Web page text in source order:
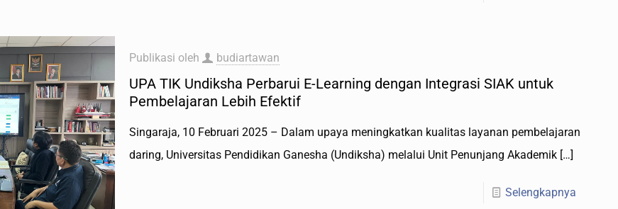
Publikasi oleh budiartawan
UPA TIK Undiksha Perbarui E-Learning dengan Integrasi SIAK untuk
Pembelajaran Lebih Efektif
Singaraja, 10 Februari 2025 – Dalam upaya meningkatkan kualitas layanan pembelajaran
daring, Universitas Pendidikan Ganesha (Undiksha) melalui Unit Penunjang Akademik[…]
Selengkapnya